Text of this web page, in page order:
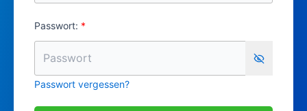
Passwort:
Passwort vergessen?